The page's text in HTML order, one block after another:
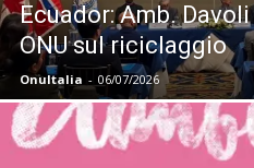
Ecuador: Amb.
ONU sul riciclaggio
OnuItalia - 06/07/2026